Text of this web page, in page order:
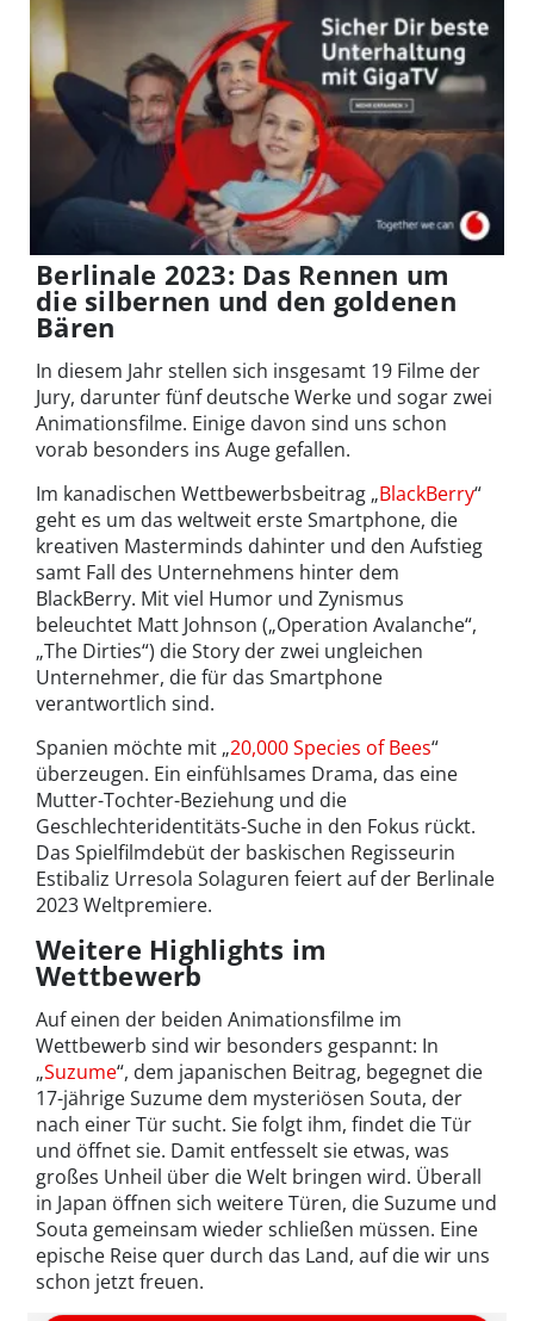
Berlinale 2023: Das Rennen um
die silbernen und den goldenen
Bären
In diesem Jahr stellen sich insgesamt 19 Filme der
Jury, darunter fünf deutsche Werke und sogar zwei
Animationsfilme. Einige davon sind uns schon
vorab besonders ins Auge gefallen.
Im kanadischen Wettbewerbsbeitrag „BlackBerry“
geht es um das weltweit erste Smartphone, die
kreativen Masterminds dahinter und den Aufstieg
samt Fall des Unternehmens hinter dem
BlackBerry. Mit viel Humor und Zynismus
beleuchtet Matt Johnson („Operation Avalanche“,
„The Dirties“) die Story der zwei ungleichen
Unternehmer, die für das Smartphone
verantwortlich sind.
Spanien möchte mit „20,000 Species of Bees“
überzeugen. Ein einfühlsames Drama, das eine
Mutter-Tochter-Beziehung und die
Geschlechteridentitäts-Suche in den Fokus rückt.
Das Spielfilmdebüt der baskischen Regisseurin
Estibaliz Urresola Solaguren feiert auf der Berlinale
2023 Weltpremiere.
Weitere Highlights im
Wettbewerb
Auf einen der beiden Animationsfilme im
Wettbewerb sind wir besonders gespannt: In
„Suzume“, dem japanischen Beitrag, begegnet die
17-jährige Suzume dem mysteriösen Souta, der
nach einer Tür sucht. Sie folgt ihm, findet die Tür
und öffnet sie. Damit entfesselt sie etwas, was
großes Unheil über die Welt bringen wird. Überall
in Japan öffnen sich weitere Türen, die Suzume und
Souta gemeinsam wieder schließen müssen. Eine
epische Reise quer durch das Land, auf die wir uns
schon jetzt freuen.